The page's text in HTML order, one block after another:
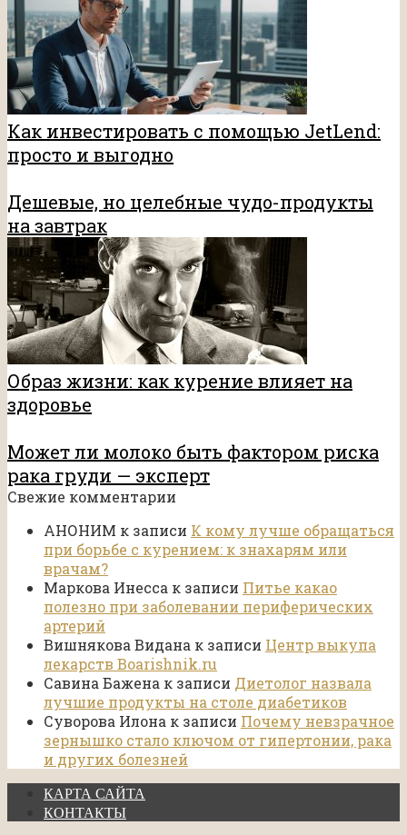
Как инвестировать с помощью JetLend:
просто и выгодно
Дешевые, но целебные чудо-продукты
на завтрак
Образ жизни: как курение влияет на
здоровье
Может ли молоко быть фактором риска
рака груди — эксперт
Свежие комментарии
АНОНИМ к записи К кому лучше обращаться
при борьбе с курением: к знахарям или
врачам?
Маркова Инесса к записи Питье какао
полезно при заболевании периферических
артерий
Вишнякова Видана к записи Центр выкупа
лекарств Boarishnik.ru
Савина Бажена к записи Диетолог назвала
лучшие продукты на столе диабетиков
Суворова Илона к записи Почему невзрачное
зернышко стало ключом от гипертонии, рака
и других болезней
КАРТА САЙТА
КОНТАКТЫ